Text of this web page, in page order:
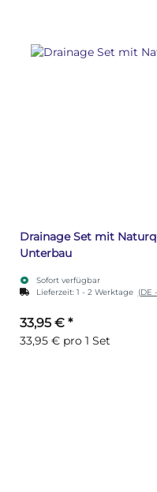
Drainage Set mit
Unterbau
Sofort verfügbar
Lieferzeit: 1 - 2 Werktage (DE
33,95 € *
33,95 € pro 1 Set